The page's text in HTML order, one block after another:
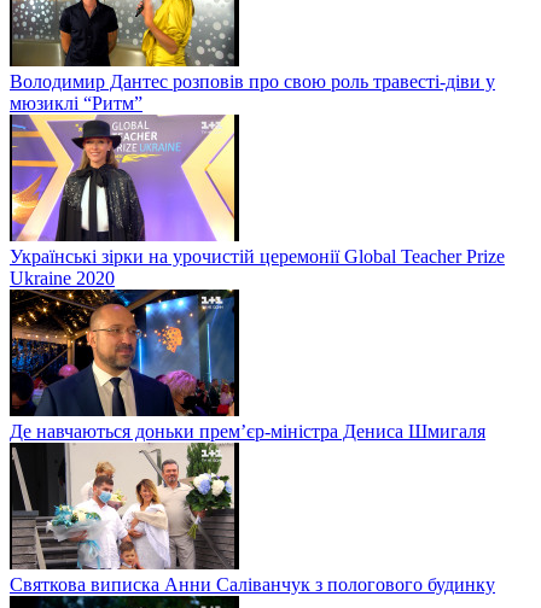
Володимир Дантес розповів про свою роль травесті-діви у
мюзиклі “Ритм”
Українські зірки на урочистій церемонії Global Teacher Prize
Ukraine 2020
Де навчаються доньки прем’єр-міністра Дениса Шмигаля
Святкова виписка Анни Саліванчук з пологового будинку